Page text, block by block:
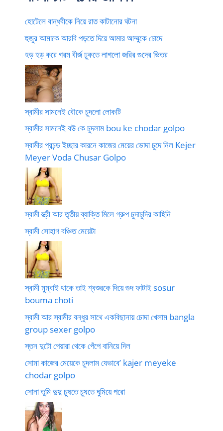
হোটেলে বান্ধবীকে নিয়ে রাত কাটানোর ঘটনা
হুজুর আমাকে আরবি পড়তে দিয়ে আমার আম্মুকে চোদে
হড় হড় করে গরম বীর্জ ঢুকতে লাগলো জরির গুদের ভিতর
স্বামীর সামনেই বৌকে চুদলো লোকটি
স্বামীর সামনেই বউ কে চুদলাম bou ke chodar golpo
স্বামীর প্রচন্ড ইচ্ছার কারনে কাজের মেয়ের ভোদা চুদে নিল Kejer
Meyer Voda Chusar Golpo
স্বামী স্ত্রী আর তৃতীয় ব্যাক্তি মিলে গ্রুপ চুদাচুদির কাহিনি
স্বামী সোহাগ বঞ্চিত মেয়েটা
স্বামী মুম্বাই থাকে তাই শ্বশুরকে দিয়ে গুদ ফাটাই sosur
bouma choti
স্বামী আর স্বামীর বন্ধুর সাথে একবিছানায় চোদা খেলাম bangla
group sexer golpo
স্তন দুটো পেয়ারা থেকে পেঁপে বানিয়ে দিল
সোমা কাজের মেয়েকে চুদলাম যেভাবে’ kajer meyeke
chodar golpo
সোনা তুমি দুদু চুষতে চুষতে ঘুমিয়ে পরো